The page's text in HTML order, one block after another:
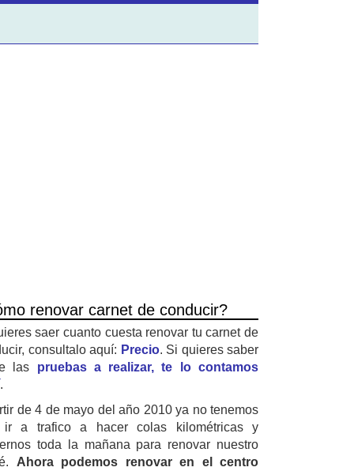
renovar carnet de conducir?
saer cuanto cuesta renovar tu carnet de
consultalo aquí: Precio. Si quieres saber
las pruebas a realizar, te lo contamos
.
de 4 de mayo del año 2010 ya no tenemos
ir a trafico a hacer colas kilométricas y
toda la mañana para renovar nuestro
Ahora podemos renovar en el centro